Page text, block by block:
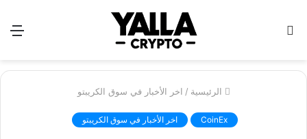
الرئيسية / اخر الأخبار في سوق الكريبتو
CoinEx اخر الأخبار في سوق الكريبتو